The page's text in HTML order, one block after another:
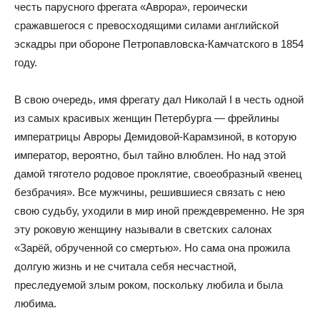
честь парусного фрегата «Аврора», героически
сражавшегося с превосходящими силами английской
эскадры при обороне Петропавловска-Камчатского в 1854
году.
В свою очередь, имя фрегату дал Николай I в честь одной
из самых красивых женщин Петербурга — фрейлины
императрицы Авроры Демидовой-Карамзиной, в которую
император, вероятно, был тайно влюблен. Но над этой
дамой тяготело родовое проклятие, своеобразный «венец
безбрачия». Все мужчины, решившиеся связать с нею
свою судьбу, уходили в мир иной преждевременно. Не зря
эту роковую женщину называли в светских салонах
«Зарёй, обрученной со смертью». Но сама она прожила
долгую жизнь и не считала себя несчастной,
преследуемой злым роком, поскольку любила и была
любима.